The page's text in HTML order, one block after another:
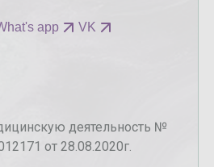
app VK
деятельность №
от 28.08.2020г.